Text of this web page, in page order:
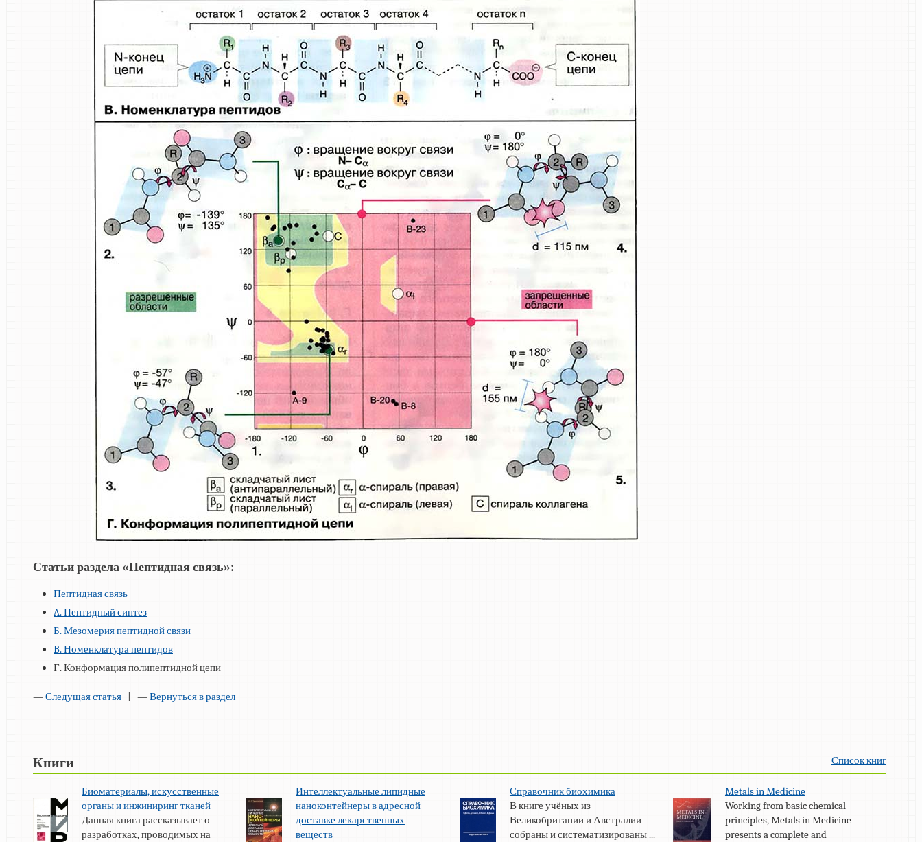
Статьи раздела «Пептидная связь»:
Пептидная связь
A. Пептидный синтез
Б. Мезомерия пептидной связи
B. Номенклатура пептидов
Г. Конформация полипептидной цепи
—Следущая статья | —Вернуться в раздел
Книги Список книг
Биоматериалы, искусственные
органы и инжиниринг тканей
Данная книга рассказывает о
разработках, проводимых на
Интеллектуальные липидные
наноконтейнеры в адресной
доставке лекарственных
веществ
Справочник биохимика
В книге учёных из
Великобритании и Австралии
собраны и систематизированы ...
Metals in Medicine
Working from basic chemical
principles, Metals in Medicine
presents a complete and